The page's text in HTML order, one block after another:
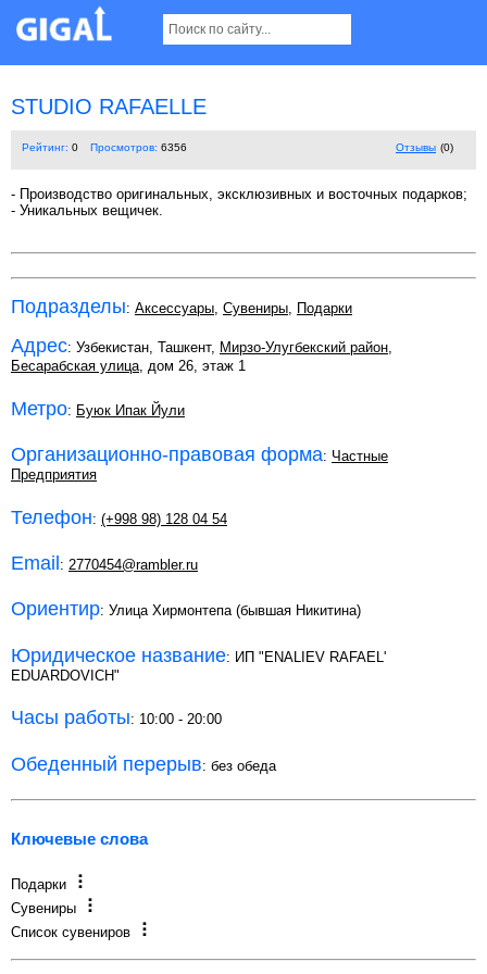
STUDIO RAFAELLE
Рейтинг: 0 Просмотров: 6356 Отзывы (0)
- Производство оригинальных, эксклюзивных и восточных подарков;
- Уникальных вещичек.
Подразделы: Аксессуары, Сувениры, Подарки
Адрес: Узбекистан, Ташкент, Мирзо-Улугбекский район,
Бесарабская улица, дом 26, этаж 1
Метро: Буюк Ипак Йули
Организационно-правовая форма: Частные
Предприятия
Телефон: (+998 98) 128 04 54
Email : 2770454@rambler.ru
Ориентир: Улица Хирмонтепа (бывшая Никитина)
Юридическое название: ИП "ENALIEV RAFAEL'
EDUARDOVICH"
Часы работы: 10:00 - 20:00
Обеденный перерыв: без обеда
Ключевые слова
Подарки
Сувениры
Список сувениров